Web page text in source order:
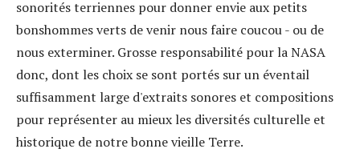
sonorités terriennes pour donner envie aux petits
bonshommes verts de venir nous faire coucou - ou de
nous exterminer. Grosse responsabilité pour la NASA
donc, dont les choix se sont portés sur un éventail
suffisamment large d'extraits sonores et compositions
pour représenter au mieux les diversités culturelle et
historique de notre bonne vieille Terre.